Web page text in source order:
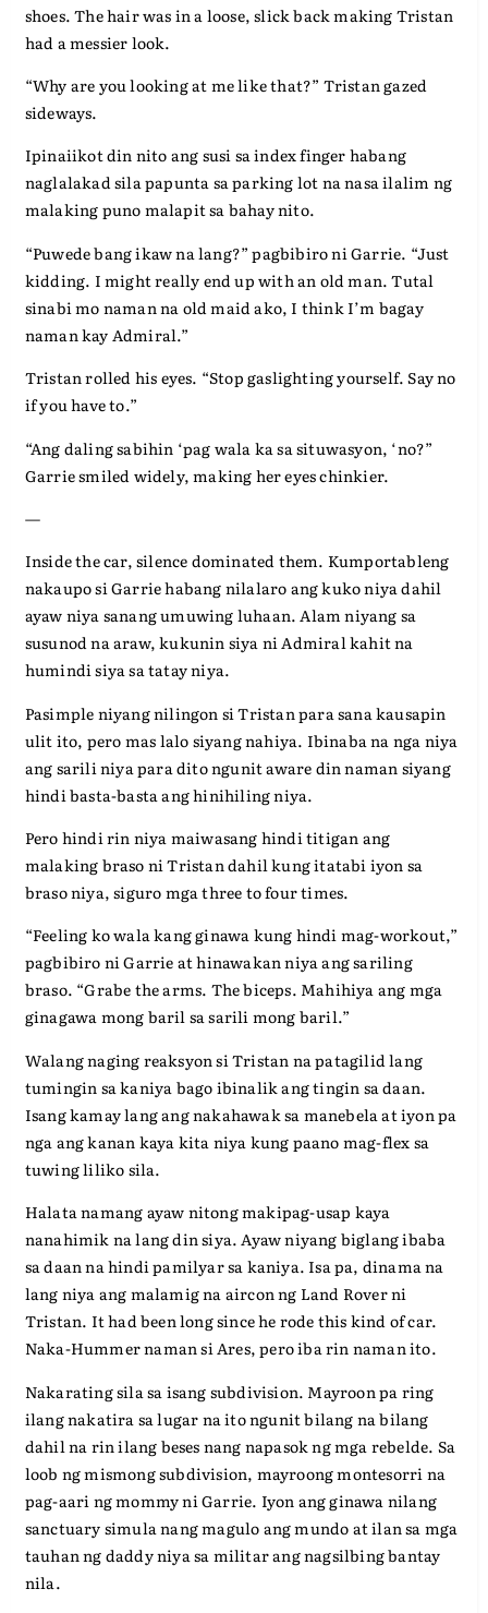
shoes. The hair was in a loose, slick back making Tristan
had a messier look.
“Why are you looking at me like that?” Tristan gazed
sideways.
Ipinaiikot din nito ang susi sa index finger habang
naglalakad sila papunta sa parking lot na nasa ilalim ng
malaking puno malapit sa bahay nito.
“Puwede bang ikaw na lang?” pagbibiro ni Garrie. “Just
kidding. I might really end up with an old man. Tutal
sinabi mo naman na old maid ako, I think I’m bagay
naman kay Admiral.”
Tristan rolled his eyes. “Stop gaslighting yourself. Say no
if you have to.”
“Ang daling sabihin ‘pag wala ka sa situwasyon, ‘no?”
Garrie smiled widely, making her eyes chinkier.
—
Inside the car, silence dominated them. Kumportableng
nakaupo si Garrie habang nilalaro ang kuko niya dahil
ayaw niya sanang umuwing luhaan. Alam niyang sa
susunod na araw, kukunin siya ni Admiral kahit na
humindi siya sa tatay niya.
Pasimple niyang nilingon si Tristan para sana kausapin
ulit ito, pero mas lalo siyang nahiya. Ibinaba na nga niya
ang sarili niya para dito ngunit aware din naman siyang
hindi basta-basta ang hinihiling niya.
Pero hindi rin niya maiwasang hindi titigan ang
malaking braso ni Tristan dahil kung itatabi iyon sa
braso niya, siguro mga three to four times.
“Feeling ko wala kang ginawa kung hindi mag-workout,”
pagbibiro ni Garrie at hinawakan niya ang sariling
braso. “Grabe the arms. The biceps. Mahihiya ang mga
ginagawa mong baril sa sarili mong baril.”
Walang naging reaksyon si Tristan na patagilid lang
tumingin sa kaniya bago ibinalik ang tingin sa daan.
Isang kamay lang ang nakahawak sa manebela at iyon pa
nga ang kanan kaya kita niya kung paano mag-flex sa
tuwing liliko sila.
Halata namang ayaw nitong makipag-usap kaya
nanahimik na lang din siya. Ayaw niyang biglang ibaba
sa daan na hindi pamilyar sa kaniya. Isa pa, dinama na
lang niya ang malamig na aircon ng Land Rover ni
Tristan. It had been long since he rode this kind of car.
Naka-Hummer naman si Ares, pero iba rin naman ito.
Nakarating sila sa isang subdivision. Mayroon pa ring
ilang nakatira sa lugar na ito ngunit bilang na bilang
dahil na rin ilang beses nang napasok ng mga rebelde. Sa
loob ng mismong subdivision, mayroong montesorri na
pag-aari ng mommy ni Garrie. Iyon ang ginawa nilang
sanctuary simula nang magulo ang mundo at ilan sa mga
tauhan ng daddy niya sa militar ang nagsilbing bantay
nila.